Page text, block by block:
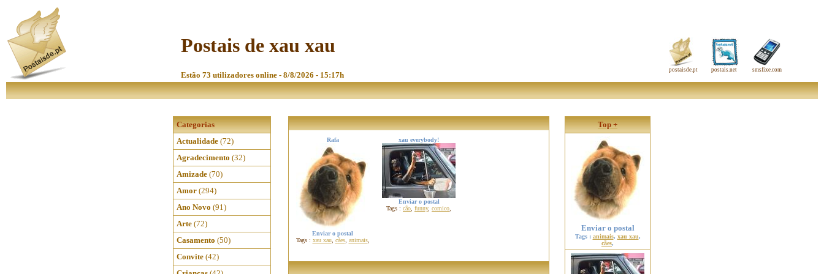
Postais de xau xau
Estão 73 utilizadores online - 8/8/2026 - 15:17h
postaisde.pt postais.net smsfixe.com
Categorias
Actualidade (72)
Agradecimento (32)
Amizade (70)
Amor (294)
Ano Novo (91)
Arte (72)
Casamento (50)
Convite (42)
Rafa
Enviar o postal
Tags : xau xau, cães, animais,
xau everybody!
Enviar o postal
Tags : cão funny, comico
Top +
Enviar o postal
Tags : animais, xau xau,
cães,